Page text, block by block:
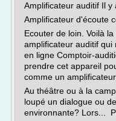
Amplificateur auditif Il y
Amplificateur d'écoute
Ecouter de loin. Voilà
amplificateur auditif
en ligne Comptoir-
prendre cet appareil
comme un
Au théâtre ou à la
loupé un dialogue ou
environnante? Lors...